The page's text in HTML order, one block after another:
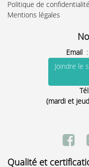
Politique de confidentialité
Mentions légales
Email :
Joindre le
(mardi et
Qualité et